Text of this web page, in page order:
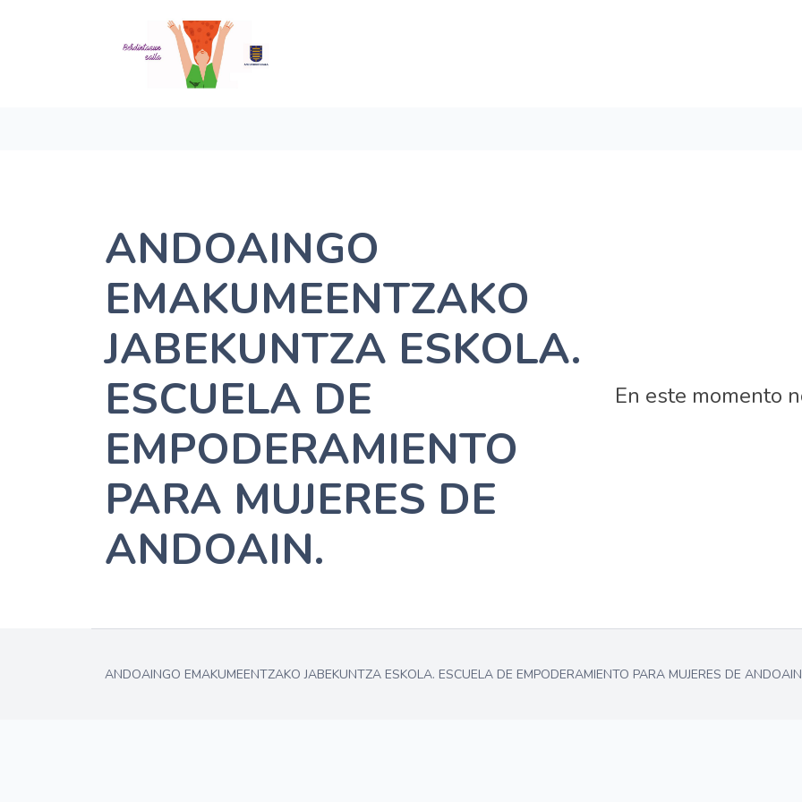
ANDOAINGO
EMAKUMEENTZAKO
JABEKUNTZA ESKOLA.
ESCUELA DE
EMPODERAMIENTO
PARA MUJERES DE
ANDOAIN.
En este momento
ANDOAINGO EMAKUMEENTZAKO JABEKUNTZA ESKOLA. ESCUELA DE EMPODERAMIENTO PARA MUJERES DE